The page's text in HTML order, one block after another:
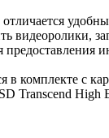
видеоролики,
в комплекте с
Transcend High